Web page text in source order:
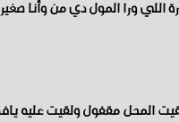
ورا المول دي من وأنا
المحل مقفول ولقيت عليه